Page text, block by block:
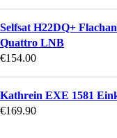
Selfsat H22DQ+
Quattro LNB
€154.00
Kathrein EXE 1581
€169.90